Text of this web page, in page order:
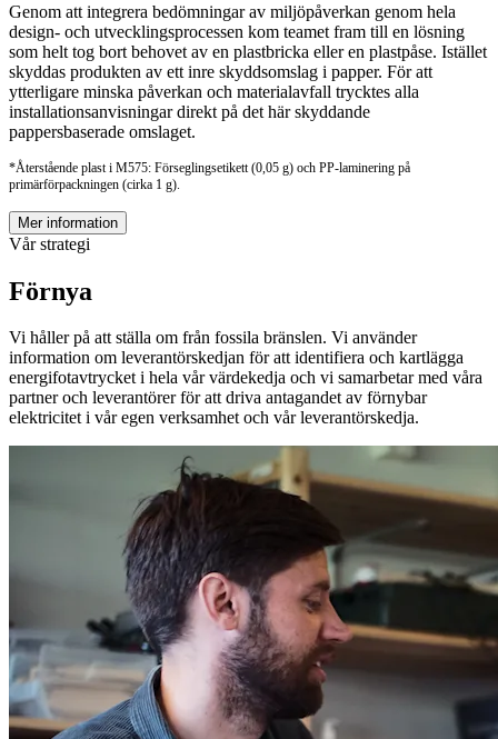
Genom att integrera bedömningar av miljöpåverkan genom hela
design- och utvecklingsprocessen kom teamet fram till en lösning
som helt tog bort behovet av en plastbricka eller en plastpåse. Istället
skyddas produkten av ett inre skyddsomslag i papper. För att
ytterligare minska påverkan och materialavfall trycktes alla
installationsanvisningar direkt på det här skyddande
pappersbaserade omslaget.
*Återstående plast i M575: Förseglingsetikett (0,05 g) och PP-laminering på
primärförpackningen (cirka 1 g).
Mer information
Vår strategi
Förnya
Vi håller på att ställa om från fossila bränslen. Vi använder
information om leverantörskedjan för att identifiera och kartlägga
energifotavtrycket i hela vår värdekedja och vi samarbetar med våra
partner och leverantörer för att driva antagandet av förnybar
elektricitet i vår egen verksamhet och vår leverantörskedja.